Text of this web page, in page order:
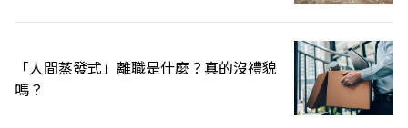
「人間蒸發式」離職是什麼？真的沒禮貌
嗎？